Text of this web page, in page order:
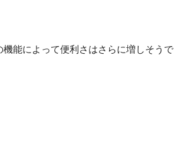
能によって便利さはさらに増しそうで